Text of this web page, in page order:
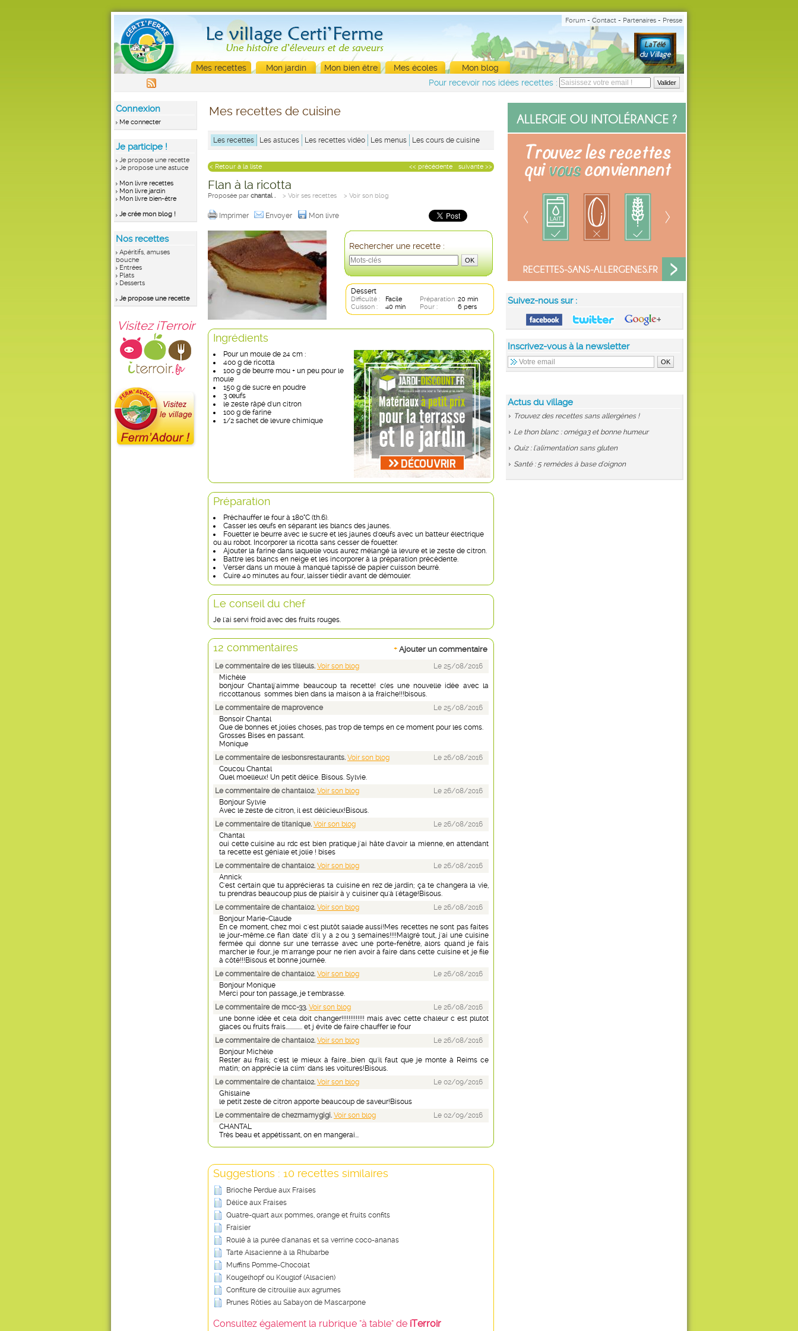
Forum - Contact - Partenaires - Presse
Mes recettes Mon jardin Mon bien être Mes écoles
Mon blog
Pour recevoir nos idées recettes :
Connexion
Me connecter
Je participe !
Je propose une recette
Je propose une astuce
Mon livre recettes
Mon livre jardin
Mon livre bien-être
Je crée mon blog !
Nos recettes
Apéritifs, amuses
bouche
Entrées
Plats
Desserts
Je propose une recette
Visitez iTerroir
Suivez-nous sur :
Inscrivez-vous à la newsletter
Actus du village
Trouvez des recettes sans allergènes !
Le thon blanc : oméga3 et bonne humeur
Quiz : l'alimentation sans gluten
Santé : 5 remèdes à base d'oignon
Mes recettes de cuisine
Les recettes Les astuces Les recettes vidéo Les menus Les cours de cuisine
suivante >>
<< précédente
< Retour à la liste
Flan à la ricotta
Proposée par chantal . > Voir ses recettes > Voir son blog
Imprimer Envoyer Mon livre
Rechercher une recette :
Dessert
Difficulté : Facile Préparation :20 min
Cuisson :
40 min Pour : 6 pers
Ingrédients
Pour un moule de 24 cm :
400 g de ricotta
100 g de beurre mou + un peu pour le
moule
150 g de sucre en poudre
3 œufs
le zeste râpé d'un citron
100 g de farine
1/2 sachet de levure chimique
Préparation
Préchauffer le four à 180°C (th.6).
Casser les œufs en séparant les blancs des jaunes.
Fouetter le beurre avec le sucre et les jaunes d'œufs avec un batteur électrique
ou au robot. Incorporer la ricotta sans cesser de fouetter.
Ajouter la farine dans laquelle vous aurez mélangé la levure et le zeste de citron.
Battre les blancs en neige et les incorporer à la préparation précédente.
Verser dans un moule à manqué tapissé de papier cuisson beurré.
Cuire 40 minutes au four, laisser tiédir avant de démouler.
Le conseil du chef
Je l'ai servi froid avec des fruits rouges.
+ Ajouter un commentaire
12 commentaires
Le commentaire de les tilleuls. Voir son blog
Le 25/08/2016
Michèle
bonjour Chantalj'aimme beaucoup ta recette! c(es une nouvelle idée avec la
riccottanous sommes bien dans la maison à la fraiche!!!bisous.
Le commentaire de maprovence
Le 25/08/2016
Bonsoir Chantal
Que de bonnes et jolies choses, pas trop de temps en ce moment pour les coms.
Grosses Bises en passant.
Monique
Le commentaire de lesbonsrestaurants. Voir son blog
Le 26/08/2016
Coucou Chantal
Quel moelleux! Un petit délice. Bisous. Sylvie.
Le commentaire de chantal02. Voir son blog
Le 26/08/2016
Bonjour Sylvie
Avec le zeste de citron, il est délicieux!Bisous.
Le commentaire de titanique. Voir son blog
Le 26/08/2016
Chantal
oui cette cuisine au rdc est bien pratique j'ai hâte d'avoir la mienne, en attendant
ta recette est géniale et jolie ! bises
Le commentaire de chantal02. Voir son blog
Le 26/08/2016
Annick
C'est certain que tu apprécieras ta cuisine en rez de jardin; ça te changera la vie,
tu prendras beaucoup plus de plaisir à y cuisiner qu'à l'étage!Bisous.
Le commentaire de chantal02. Voir son blog
Le 26/08/2016
Bonjour Marie-Claude
En ce moment, chez moi c'est plutôt salade aussi!Mes recettes ne sont pas faites
le jour-même..ce flan 'date' d'il y a 2 ou 3 semaines!!!!Malgré tout, j'ai une cuisine
fermée qui donne sur une terrasse avec une porte-fenêtre, alors quand je fais
marcher le four, je m'arrange pour ne rien avoir à faire dans cette cuisine et je file
à côté!!!Bisous et bonne journée.
Le commentaire de chantal02. Voir son blog
Le 26/08/2016
Bonjour Monique
Merci pour ton passage, je t'embrasse.
Le commentaire de mcc-33. Voir son blog
Le 26/08/2016
une bonne idée et cela doit changer!!!!!!!!!!!!! mais avec cette chaleur c est plutot
glaces ou fruits frais.............. et j évite de faire chauffer le four
Le commentaire de chantal02. Voir son blog
Le 26/08/2016
Bonjour Michèle
Rester au frais; c'est le mieux à faire....bien qu'il faut que je monte à Reims ce
matin; on apprécie la clim' dans les voitures!Bisous.
Le commentaire de chantal02. Voir son blog
Le 02/09/2016
Ghislaine
le petit zeste de citron apporte beaucoup de saveur!Bisous
Le commentaire de chezmamygigi. Voir son blog
Le 02/09/2016
CHANTAL
Très beau et appétissant, on en mangerai...
Suggestions : 10 recettes similaires
Brioche Perdue aux Fraises
Délice aux Fraises
Quatre-quart aux pommes, orange et fruits confits
Fraisier
Roulé à la purée d'ananas et sa verrine coco-ananas
Tarte Alsacienne à la Rhubarbe
Muffins Pomme-Chocolat
Kougelhopf ou Kouglof (Alsacien)
Confiture de citrouille aux agrumes
Prunes Rôties au Sabayon de Mascarpone
Consultez également la rubrique "à table" de iTerroir